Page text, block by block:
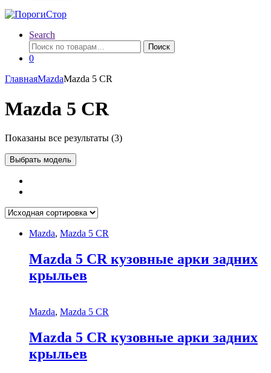
Search
Искать:
Поиск
0
ГлавнаяMazdaMazda 5 CR
Mazda 5 CR
Показаны все результаты (3)
Выбрать модель
Mazda, Mazda 5 CR
Mazda 5 CR кузовные арки задних
крыльев
Mazda, Mazda 5 CR
Mazda 5 CR кузовные арки задних
крыльев